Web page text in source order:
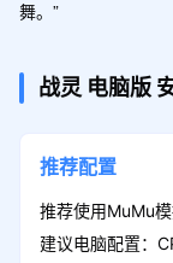
舞。”
战灵 电脑版
推荐配置
推荐使用MuMu
建议电脑配置：